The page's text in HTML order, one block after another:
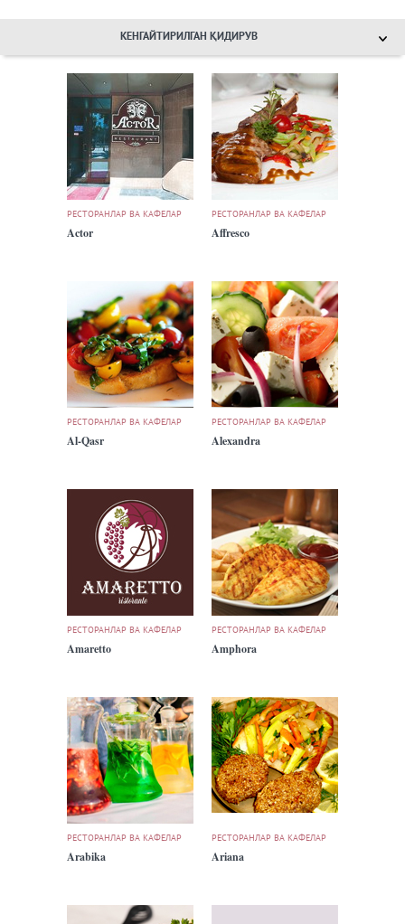
КЕНГАЙТИРИЛГАН ҚИДИРУВ
РЕСТОРАНЛАР ВА КАФЕЛАР
Actor
РЕСТОРАНЛАР ВА КАФЕЛАР
Affresco
РЕСТОРАНЛАР ВА КАФЕЛАР
Al-Qasr
РЕСТОРАНЛАР ВА КАФЕЛАР
Alexandra
РЕСТОРАНЛАР ВА КАФЕЛАР
Amaretto
РЕСТОРАНЛАР ВА КАФЕЛАР
Amphora
РЕСТОРАНЛАР ВА КАФЕЛАР
Arabika
РЕСТОРАНЛАР ВА КАФЕЛАР
Ariana